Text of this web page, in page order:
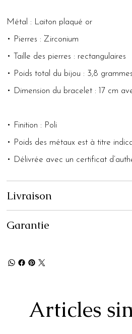
Métal : Laiton plaqué or
• Pierres : Zirconium
• Taille des pierres : rectangulaires
• Poids total du bijou : 3,8 grammes
• Dimension du bracelet : 17 cm
• Finition : Poli
• Poids des métaux est à titre
• Délivrée avec un certificat
Livraison
Garantie
Articles